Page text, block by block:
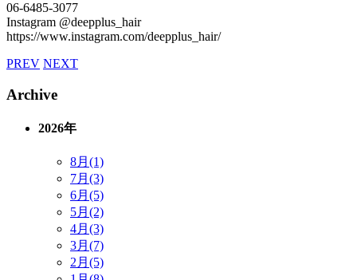
06-6485-3077
Instagram @deepplus_hair
https://www.instagram.com/deepplus_hair/
PREV NEXT
Archive
2026年
8月(1)
7月(3)
6月(5)
5月(2)
4月(3)
3月(7)
2月(5)